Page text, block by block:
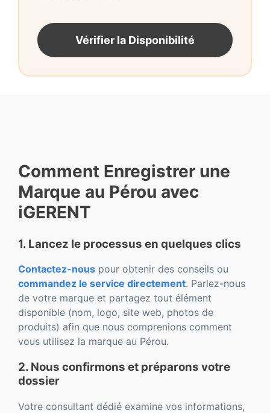
Vérifier la Disponibilité
Comment Enregistrer une
Marque au Pérou avec
iGERENT
1. Lancez le processus en quelques clics
Contactez-nous pour obtenir des conseils ou
commandez le service directement. Parlez-nous
de votre marque et partagez tout élément
disponible (nom, logo, site web, photos de
produits) afin que nous comprenions comment
vous utilisez la marque au Pérou.
2. Nous confirmons et préparons votre
dossier
Votre consultant dédié examine vos informations,